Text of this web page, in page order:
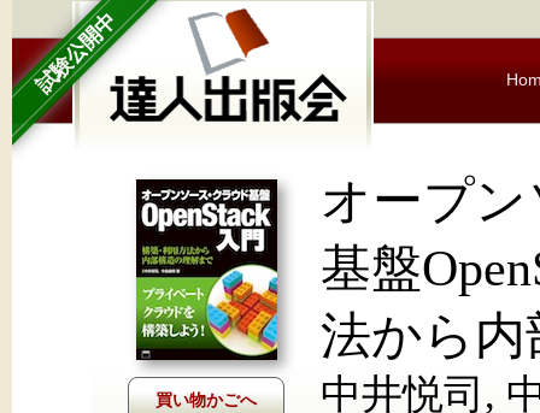
試験公開中
オープ
基盤
法から
中井悦司,